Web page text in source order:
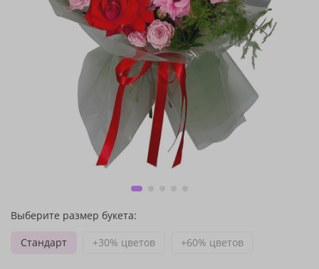
Выберите размер букета:
Стандарт
+30% цветов +60% цветов